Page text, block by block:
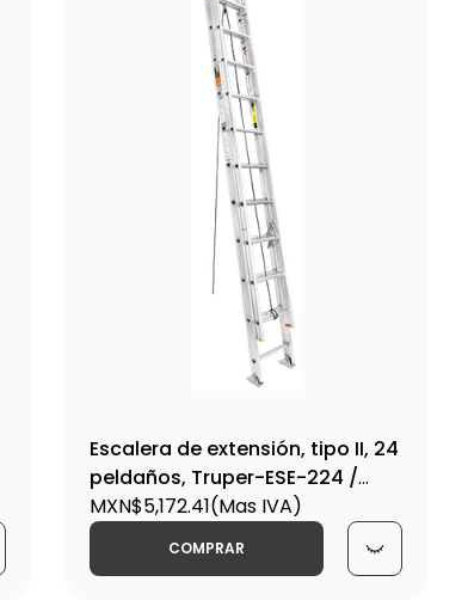
Escalera de extensión, tipo II, 24
peldaños, Truper-ESE-224 /
16759
MXN$5,172.41(Mas IVA)
COMPRAR